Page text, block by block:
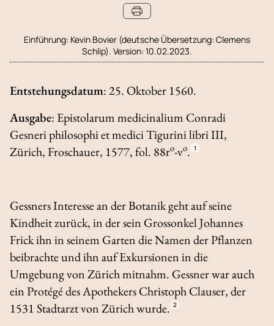
Einführung: Kevin Bovier (deutsche Übersetzung: Clemens
Schlip). Version: 10.02.2023.
Entstehungsdatum: 25. Oktober 1560.
Ausgabe: Epistolarum medicinalium Conradi
Gesneri philosophi et medici Tigurini libri III,
Zürich, Froschauer, 1577, fol. 88ro-vo. 1
Gessners Interesse an der Botanik geht auf seine
Kindheit zurück, in der sein Grossonkel Johannes
Frick ihn in seinem Garten die Namen der Pflanzen
beibrachte und ihn auf Exkursionen in die
Umgebung von Zürich mitnahm. Gessner war auch
ein Protégé des Apothekers Christoph Clauser, der
1531 Stadtarzt von Zürich wurde. 2